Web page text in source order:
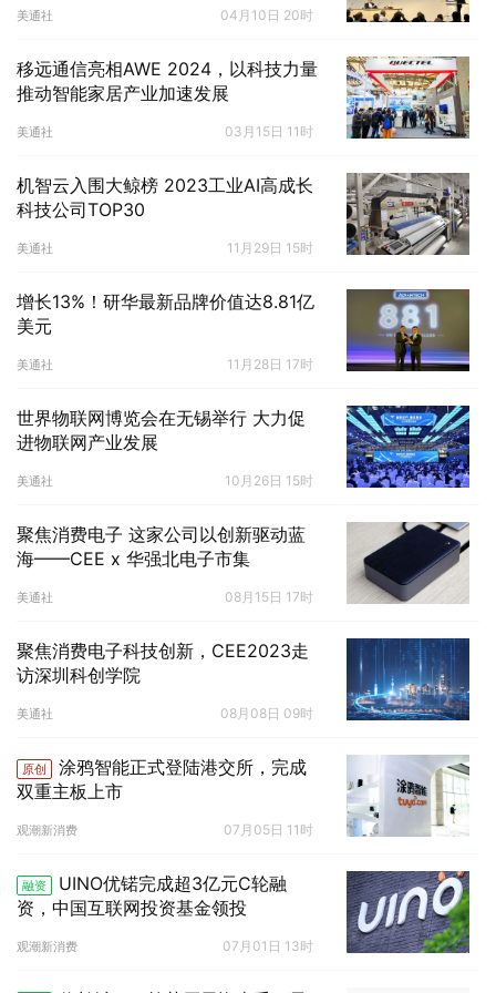
美通社 04月10日 20时
移远通信亮相AWE 2024，以科技力量
推动智能家居产业加速发展
美通社 03月15日 11时
机智云入围大鲸榜 2023工业AI高成长
科技公司TOP30
美通社 11月29日 15时
增长13%！研华最新品牌价值达8.81亿
美元
美通社 11月28日 17时
世界物联网博览会在无锡举行 大力促
进物联网产业发展
美通社 10月26日 15时
聚焦消费电子 这家公司以创新驱动蓝
海——CEE x 华强北电子市集
美通社 08月15日 17时
聚焦消费电子科技创新，CEE2023走
访深圳科创学院
美通社 08月08日 09时
原创
涂鸦智能正式登陆港交所，完成
双重主板上市
观潮新消费 07月05日 11时
融资
UINO优锘完成超3亿元C轮融
资，中国互联网投资基金领投
观潮新消费 07月01日 13时